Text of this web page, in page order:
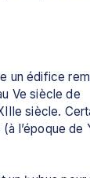
un édifice
Ve siècle de
siècle.
l’époque de